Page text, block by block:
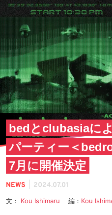
bedとclubasiaに
パーティー＜
7月に開催決定
NEWS 2024.07.01
文： Kou Ishimaru 編： Kou